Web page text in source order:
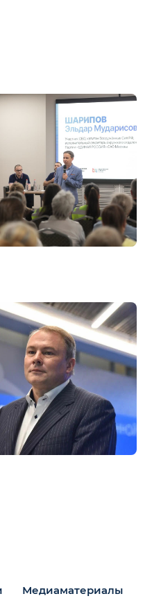
Медиаматериалы